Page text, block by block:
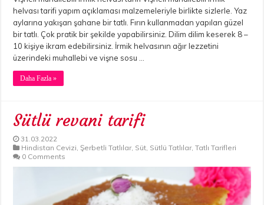
helvası tarifi yapım açıklaması malzemeleriyle birlikte sizlerle. Yaz
aylarına yakışan şahane bir tatlı. Fırın kullanmadan yapılan güzel
bir tatlı. Çok pratik bir şekilde yapabilirsiniz. Dilim dilim keserek 8 –
10 kişiye ikram edebilirsiniz. İrmik helvasının ağır lezzetini
üzerindeki muhallebi ve vişne sosu …
Daha Fazla »
Sütlü revani tarifi
31.03.2022
Hindistan Cevizi,Şerbetli Tatlılar, Süt, Sütlü Tatlılar,Tatlı Tarifleri
0 Comments